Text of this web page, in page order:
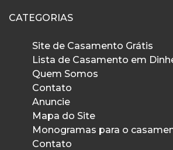
CATEGORIAS
Site de Casamento Grátis
Lista de Casamento em
Quem Somos
Contato
Anuncie
Mapa do Site
Monogramas para o
Contato